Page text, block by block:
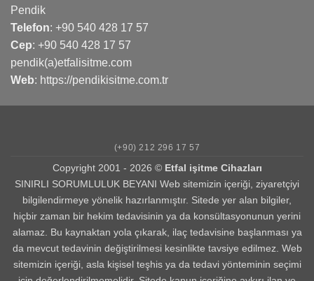
Pendik
Telefon: +90 540 428 17 57
Cep: +90 540 428 17 57
pendik(a)etfalisitme.com
Web: https://pendikisitme.com.tr
(+90) 212 296 17 57
Copyright 2001 - 2026 © Etfal işitme Cihazları
SINIRLI SORUMLULUK BEYANI Web sitemizin içeriği, ziyaretçiyi
bilgilendirmeye yönelik hazırlanmıştır. Sitede yer alan bilgiler,
hiçbir zaman bir hekim tedavisinin ya da konsültasyonunun yerini
alamaz. Bu kaynaktan yola çıkarak, ilaç tedavisine başlanması ya
da mevcut tedavinin değiştirilmesi kesinlikte tavsiye edilmez. Web
sitemizin içeriği, asla kişisel teşhis ya da tedavi yönteminin seçimi